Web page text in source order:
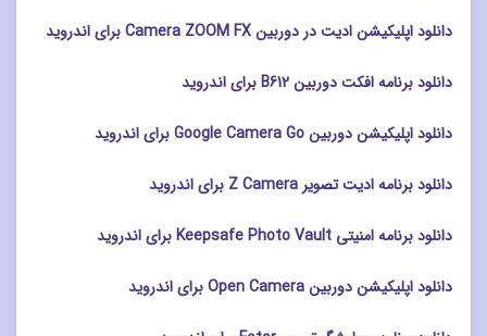
دانلود اپلیکیشن ادیت در دوربین Camera ZOOM FX برای اندروید
دانلود برنامه افکت دوربین B612 برای اندروید
دانلود اپلیکیشن دوربین Google Camera Go برای اندروید
دانلود برنامه ادیت تصویر Z Camera برای اندروید
دانلود برنامه امنیتی Keepsafe Photo Vault برای اندروید
دانلود اپلیکیشن دوربین Open Camera برای اندروید